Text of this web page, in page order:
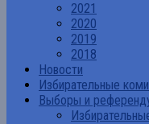
2021
2020
2019
2018
Новости
Избирательные
Выборы и